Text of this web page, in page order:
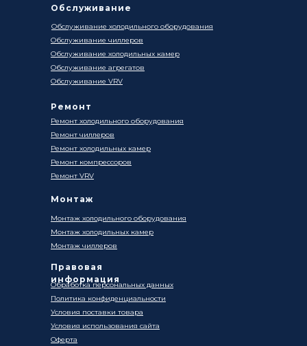
Ремонт
Обработка персональных данных
Политика конфиденциальности
Условия поставки товара
Оферта
Условия использования сайта
Ремонт холодильного оборудования
Ремонт чиллеров
Ремонт холодильных камер
Ремонт компрессоров
Ремонт VRV
Монтаж
Правовая
информация
Монтаж холодильного оборудования
Монтаж чиллеров
Монтаж холодильных камер
Обслуживание
Обслуживание холодильного оборудования
Обслуживание чиллеров
Обслуживание холодильных камер
Обслуживание агрегатов
Обслуживание VRV